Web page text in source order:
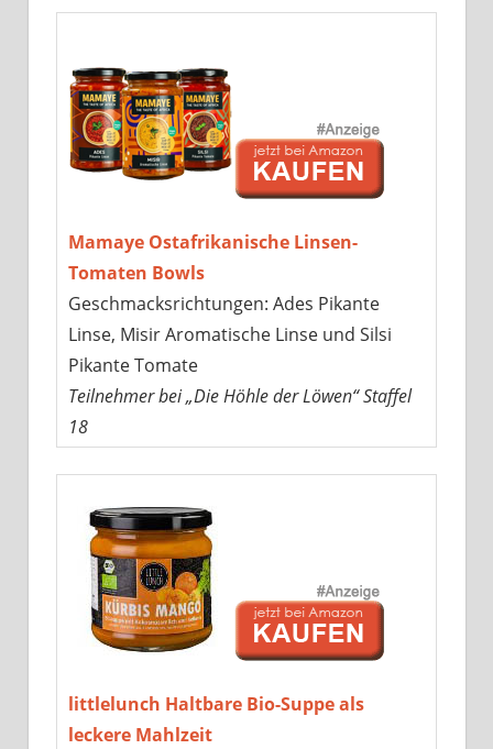
Mamaye Ostafrikanische Linsen-
Tomaten Bowls
Geschmacksrichtungen: Ades Pikante
Linse, Misir Aromatische Linse und Silsi
Pikante Tomate
Teilnehmer bei „Die Höhle der Löwen“ Staffel
18
littlelunch Haltbare Bio-Suppe als
leckere Mahlzeit